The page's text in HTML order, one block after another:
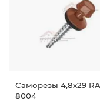
Саморезы 4,8х29
8004